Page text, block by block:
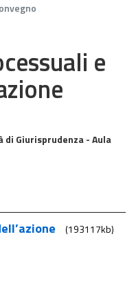
e
di Giurisprudenza - Aula
(193117kb)